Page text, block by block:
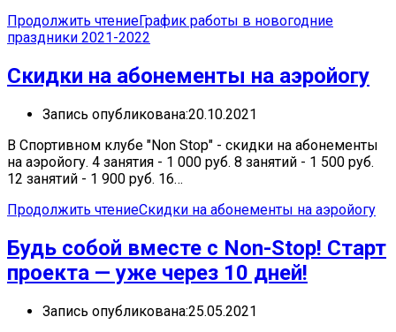
Продолжить чтениеГрафик работы в новогодние
праздники 2021-2022
Скидки на абонементы на аэройогу
Запись опубликована:20.10.2021
В Cпортивном клубе "Non Stop" - cкидки на абонементы
на аэройогу. 4 занятия - 1 000 руб. 8 занятий - 1 500 руб.
12 занятий - 1 900 руб. 16…
Продолжить чтениеСкидки на абонементы на аэройогу
Будь собой вместе с Non-Stop! Старт
проекта — уже через 10 дней!
Запись опубликована:25.05.2021